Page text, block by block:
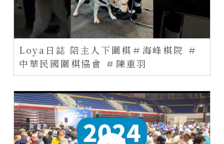
Loya日誌 陪主人下圍棋＃海峰棋院 ＃
中華民國圍棋協會 ＃陳重羽